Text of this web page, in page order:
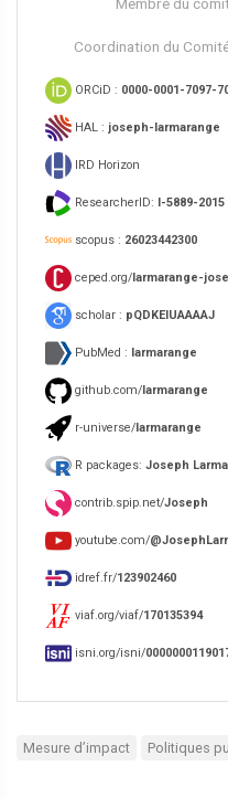
Coordination du
ORCiD : 0000-0001-7097-
HAL : joseph-larmarange
IRD Horizon
ResearcherID: I-5889-2015
scopus : 26023442300
ceped.org/larmarange-
scholar : pQDKEIUAAAAJ
PubMed : larmarange
github.com/larmarange
r-universe/larmarange
R packages: Joseph
contrib.spip.net/Joseph
youtube.com/
idref.fr/123902460
viaf.org/viaf/170135394
isni.org/isni/
Mesure d’impact Politiques